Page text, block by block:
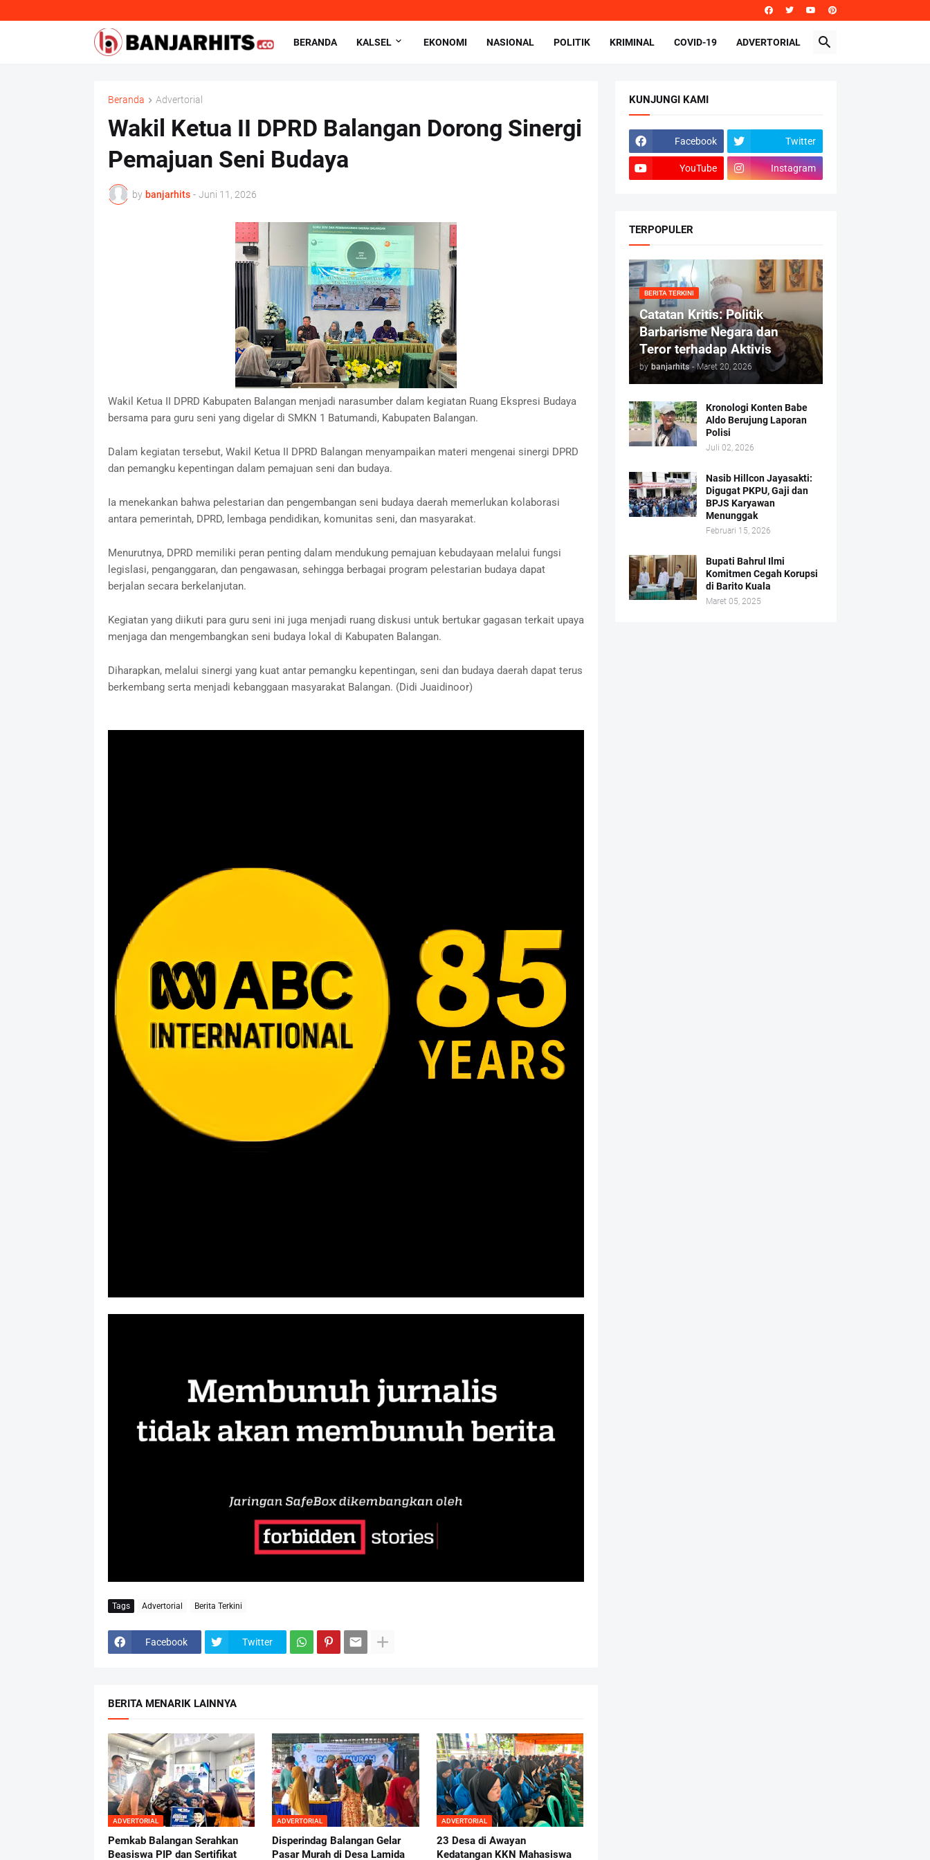
BERANDA KALSEL EKONOMI NASIONAL POLITIK KRIMINAL COVID-19 ADVERTORIAL
Beranda Advertorial
Wakil Ketua II DPRD Balangan Dorong Sinergi
Pemajuan Seni Budaya
by banjarhits - Juni 11, 2026
Wakil Ketua II DPRD Kabupaten Balangan menjadi narasumber dalam kegiatan Ruang Ekspresi Budaya
bersama para guru seni yang digelar di SMKN 1 Batumandi, Kabupaten Balangan.
Dalam kegiatan tersebut, Wakil Ketua II DPRD Balangan menyampaikan materi mengenai sinergi DPRD
dan pemangku kepentingan dalam pemajuan seni dan budaya.
Ia menekankan bahwa pelestarian dan pengembangan seni budaya daerah memerlukan kolaborasi
antara pemerintah, DPRD, lembaga pendidikan, komunitas seni, dan masyarakat.
Menurutnya, DPRD memiliki peran penting dalam mendukung pemajuan kebudayaan melalui fungsi
legislasi, penganggaran, dan pengawasan, sehingga berbagai program pelestarian budaya dapat
berjalan secara berkelanjutan.
Kegiatan yang diikuti para guru seni ini juga menjadi ruang diskusi untuk bertukar gagasan terkait upaya
menjaga dan mengembangkan seni budaya lokal di Kabupaten Balangan.
Diharapkan, melalui sinergi yang kuat antar pemangku kepentingan, seni dan budaya daerah dapat terus
berkembang serta menjadi kebanggaan masyarakat Balangan. (Didi Juaidinoor)
Tags Advertorial Berita Terkini
Facebook Twitter
BERITA MENARIK LAINNYA
ADVERTORIAL
Pemkab Balangan Serahkan
Beasiswa PIP dan Sertifikat
ADVERTORIAL
Disperindag Balangan Gelar
Pasar Murah di Desa Lamida
ADVERTORIAL
23 Desa di Awayan
Kedatangan KKN Mahasiswa
KUNJUNGI KAMI
Facebook Twitter
YouTube Instagram
TERPOPULER
BERITA TERKINI
Catatan Kritis: Politik
Barbarisme Negara dan
Teror terhadap Aktivis
by banjarhits - Maret 20, 2026
Kronologi Konten Babe
Aldo Berujung Laporan
Polisi
Juli 02, 2026
Nasib Hillcon Jayasakti:
Digugat PKPU, Gaji dan
BPJS Karyawan
Menunggak
Februari 15, 2026
Bupati Bahrul Ilmi
Komitmen Cegah Korupsi
di Barito Kuala
Maret 05, 2025